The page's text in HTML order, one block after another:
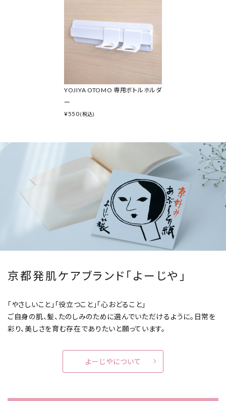
YOJIYA OTOMO 専用ボトルホルダ
ー
¥550(税込)
京都発肌ケアブランド「よーじや」
「やさしいこと」「役立つこと」「心おどること」
ご自身の肌、髪、たのしみのために選んでいただけるように。 日常を
彩り、美しさを育む存在でありたいと願っています。
よーじやについて